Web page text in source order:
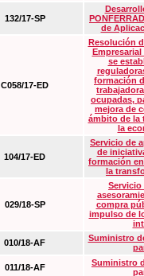
132/17-SP
de
C058/17-ED
Resolución
Empresarial
se
formación
ocupadas,
mejora de
ámbito de la
la
104/17-ED
Servicio de
de
formación
la
029/18-SP
Servicio
compra
impulso de
010/18-AF
Suministro
011/18-AF
Suministro